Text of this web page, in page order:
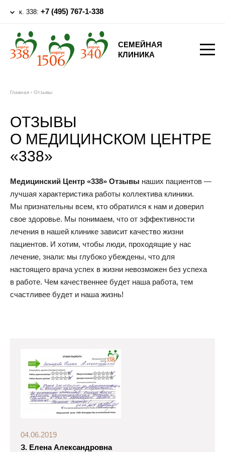
к. 338: +7 (495) 767-1-338
СЕМЕЙНАЯ
КЛИНИКА
Главная › Отзывы
ОТЗЫВЫ
О МЕДИЦИНСКОМ ЦЕНТРЕ
«338»
Медицинский Центр «338» Отзывы наших пациентов —
лучшая характеристика работы коллектива клиники.
Мы признательны всем, кто обратился к нам и доверил
свое здоровье. Мы понимаем, что от эффективности
лечения в нашей клинике зависит качество жизни
пациентов. И хотим, чтобы люди, проходящие у нас
лечение, знали: мы глубоко убеждены, что для
настоящего врача успех в жизни невозможен без успеха
в работе. Чем качественнее будет наша работа, тем
счастливее будет и наша жизнь!
04.06.2019
З. Елена Александровна